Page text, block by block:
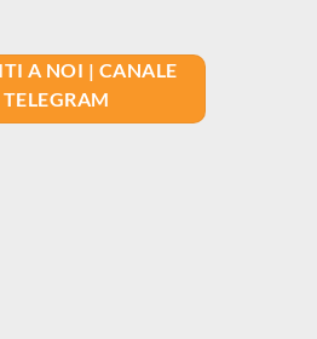
A NOI | CANALE
TELEGRAM